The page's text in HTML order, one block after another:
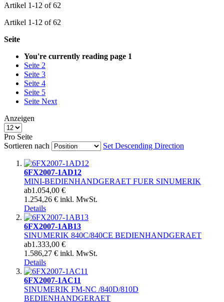
Artikel 1-12 of62
Artikel 1-12 of62
Seite
You're currently reading page 1
Seite 2
Seite 3
Seite 4
Seite 5
Seite Next
Anzeigen
Pro Seite
Sortieren nach
Set Descending Direction
6FX2007-1AD12
MINI-BEDIENHANDGERAET FUER SINUMERIK
ab1.054,00 €
1.254,26 € inkl. MwSt.
Details
6FX2007-1AB13
SINUMERIK 840C/840CE BEDIENHANDGERAET
ab1.333,00 €
1.586,27 € inkl. MwSt.
Details
6FX2007-1AC11
SINUMERIK FM-NC /840D/810D
BEDIENHANDGERAET